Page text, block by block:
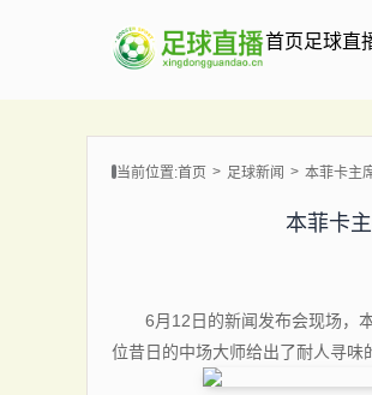
首页足球直
当前位置:首页 足球新闻 本菲卡主
本菲卡
6月12日的新闻发布会现场，本
位昔日的中场大师给出了耐人寻味